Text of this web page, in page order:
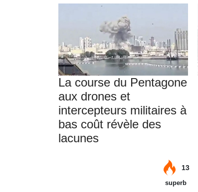
La course du Pentagone
aux drones et
intercepteurs militaires à
bas coût révèle des
lacunes